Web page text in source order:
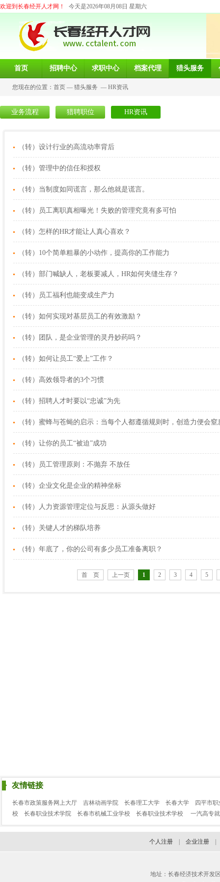
欢迎到长春经开人才网！ 今天是2026年08月08日 星期六
首页 招聘中心 求职中心 档案代理 猎头服务
您现在的位置： 首页 — 猎头服务 — HR资讯
业务流程 猎聘职位 HR资讯
（转）设计行业的高流动率背后
（转）管理中的信任和授权
（转）当制度如同谎言，那么他就是谎言。
（转）员工离职真相曝光！失败的管理究竟有多可怕
（转）怎样的HR才能让人真心喜欢？
（转）10个简单粗暴的小动作，提高你的工作能力
（转）部门喊缺人，老板要减人，HR如何夹缝生存？
（转）员工福利也能变成生产力
（转）如何实现对基层员工的有效激励？
（转）团队，是企业管理的灵丹妙药吗？
（转）如何让员工“爱上”工作？
（转）高效领导者的3个习惯
（转）招聘人才时要以“忠诚”为先
（转）蜜蜂与苍蝇的启示：当每个人都遵循规则时，创造力便会窒
（转）让你的员工“被迫”成功
（转）员工管理原则：不抛弃 不放任
（转）企业文化是企业的精神坐标
（转）人力资源管理定位与反思：从源头做好
（转）关键人才的梯队培养
（转）年底了，你的公司有多少员工准备离职？
首 页 上一页 1 2 3 4 5
友情链接
长春市政策服务网上大厅 吉林动画学院 长春理工大学 长春大学
四平市
校
长春职业技术学院 长春市机械工业学校 长春职业技术学校 一汽高专
个人注册 企业注册
地址：长春经济技术开发